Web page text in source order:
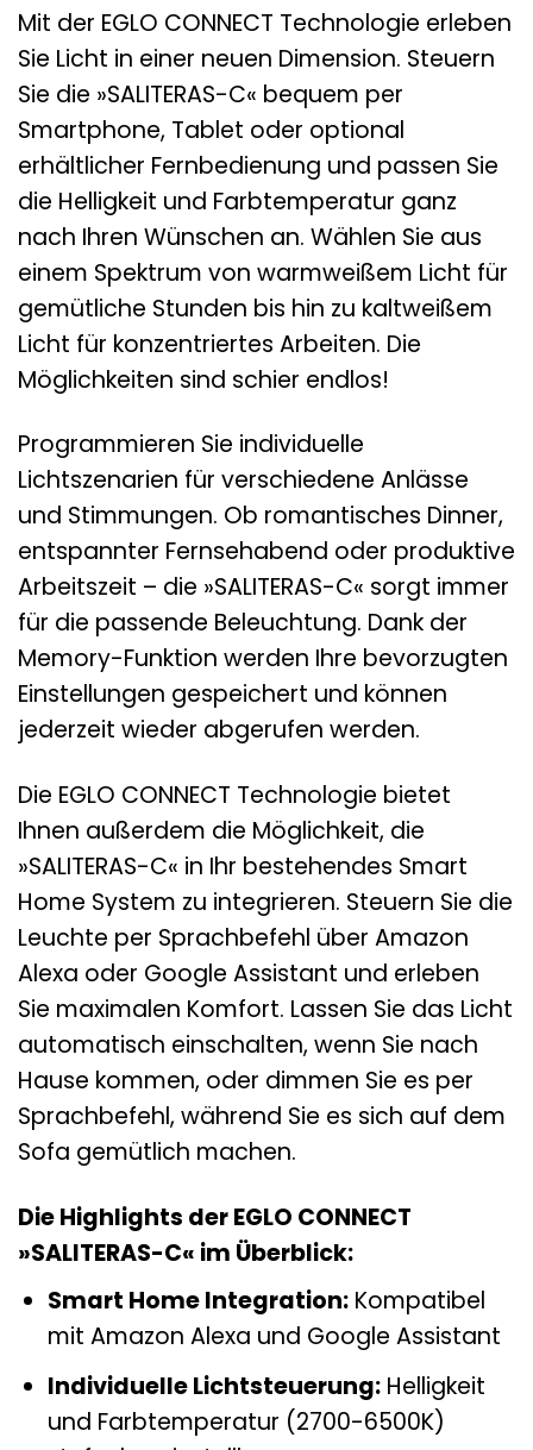
Mit der EGLO CONNECT Technologie erleben
Sie Licht in einer neuen Dimension. Steuern
Sie die »SALITERAS-C« bequem per
Smartphone, Tablet oder optional
erhältlicher Fernbedienung und passen Sie
die Helligkeit und Farbtemperatur ganz
nach Ihren Wünschen an. Wählen Sie aus
einem Spektrum von warmweißem Licht für
gemütliche Stunden bis hin zu kaltweißem
Licht für konzentriertes Arbeiten. Die
Möglichkeiten sind schier endlos!
Programmieren Sie individuelle
Lichtszenarien für verschiedene Anlässe
und Stimmungen. Ob romantisches Dinner,
entspannter Fernsehabend oder produktive
Arbeitszeit – die »SALITERAS-C« sorgt immer
für die passende Beleuchtung. Dank der
Memory-Funktion werden Ihre bevorzugten
Einstellungen gespeichert und können
jederzeit wieder abgerufen werden.
Die EGLO CONNECT Technologie bietet
Ihnen außerdem die Möglichkeit, die
»SALITERAS-C« in Ihr bestehendes Smart
Home System zu integrieren. Steuern Sie die
Leuchte per Sprachbefehl über Amazon
Alexa oder Google Assistant und erleben
Sie maximalen Komfort. Lassen Sie das Licht
automatisch einschalten, wenn Sie nach
Hause kommen, oder dimmen Sie es per
Sprachbefehl, während Sie es sich auf dem
Sofa gemütlich machen.
Die Highlights der EGLO CONNECT
»SALITERAS-C« im Überblick:
Smart Home Integration:Kompatibel
mit Amazon Alexa und Google Assistant
Individuelle Lichtsteuerung:Helligkeit
und Farbtemperatur (2700-6500K)